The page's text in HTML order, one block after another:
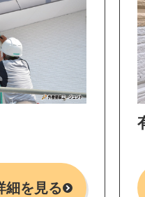
細を見る